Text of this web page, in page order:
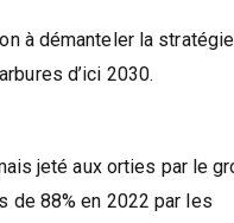
à démanteler la stratégie
d’ici 2030.
jeté aux orties par le
de 88% en 2022 par les